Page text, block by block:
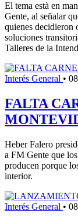
El tema està en
Gente, al señalar
quienes decidieron
soluciones
Talleres de la
Interés General •
FALTA
Heber Falero
a FM Gente que
producen porque
interior.
Interés General •